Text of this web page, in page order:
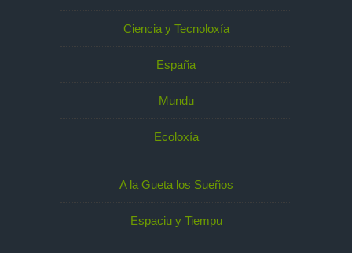
Ciencia y Tecnoloxía
España
Mundu
Ecoloxía
A la Gueta los Sueños
Espaciu y Tiempu